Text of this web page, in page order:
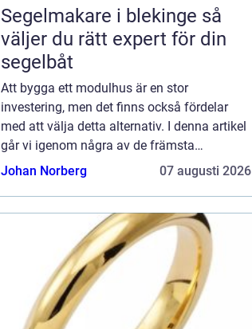
Segelmakare i blekinge så
väljer du rätt expert för din
segelbåt
Att bygga ett modulhus är en stor
investering, men det finns också fördelar
med att välja detta alternativ. I denna artikel
går vi igenom några av de främsta
fördelarna med modellhus samt vad du bör
Johan Norberg 07 augusti 2026